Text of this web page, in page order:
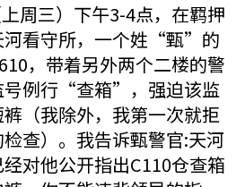
周三）下午3-4点，在羁押
河看守所，一个姓“甄”的
，带着另外两个二楼的警
号例行“查箱”，强迫该监
（我除外，我第一次就拒
查）。我告诉甄警官:天河
对他公开指出C110仓查箱